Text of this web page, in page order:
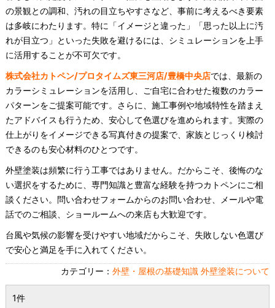
の景観との調和、汚れの目立ちやすさなど、事前に考えるべき要素
は多岐にわたります。特に「イメージと違った」「思った以上に汚
れが目立つ」といった失敗を避けるには、シミュレーションを上手
に活用することが不可欠です。
株式会社カトペン/プロタイムズ東三河店/豊橋中央店では、最新の
カラーシミュレーションを活用し、ご自宅に合わせた複数のカラー
パターンをご提案可能です。さらに、施工事例や地域特性を踏まえ
たアドバイスも行うため、安心して色選びを進められます。実際の
仕上がりをイメージできる写真付きの提案で、家族とじっくり検討
できるのも安心材料のひとつです。
外壁塗装は頻繁に行う工事ではありません。だからこそ、後悔のな
い選択をするために、専門知識と豊富な経験を持つカトペンにご相
談ください。問い合わせフォームからのお問い合わせ、メールや電
話でのご相談、ショールームへの来店も大歓迎です。
台風や気候の影響を受けやすい地域だからこそ、失敗しない色選び
で安心と満足を手に入れてください。
カテゴリー：外壁・屋根の基礎知識 外壁塗装について
1件